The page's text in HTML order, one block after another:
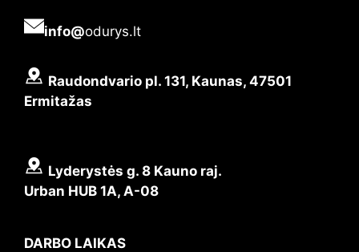
info@odurys.lt
Raudondvario pl. 131, Kaunas, 47501
Ermitažas
Lyderystės g. 8 Kauno raj.
Urban HUB 1A, A-08
DARBO LAIKAS